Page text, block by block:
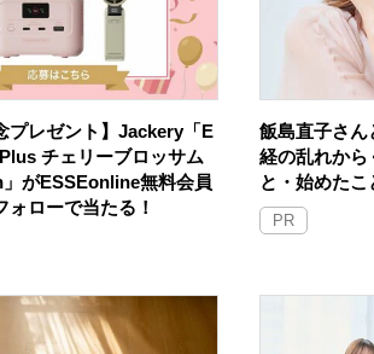
プレゼント】Jackery「E
チェリーブロッサム
がESSEonline無料会員
ォローで当たる！
飯島直子さん
経の乱れから
と・始めたこ
PR